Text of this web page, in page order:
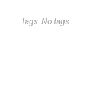
Tags: No tags